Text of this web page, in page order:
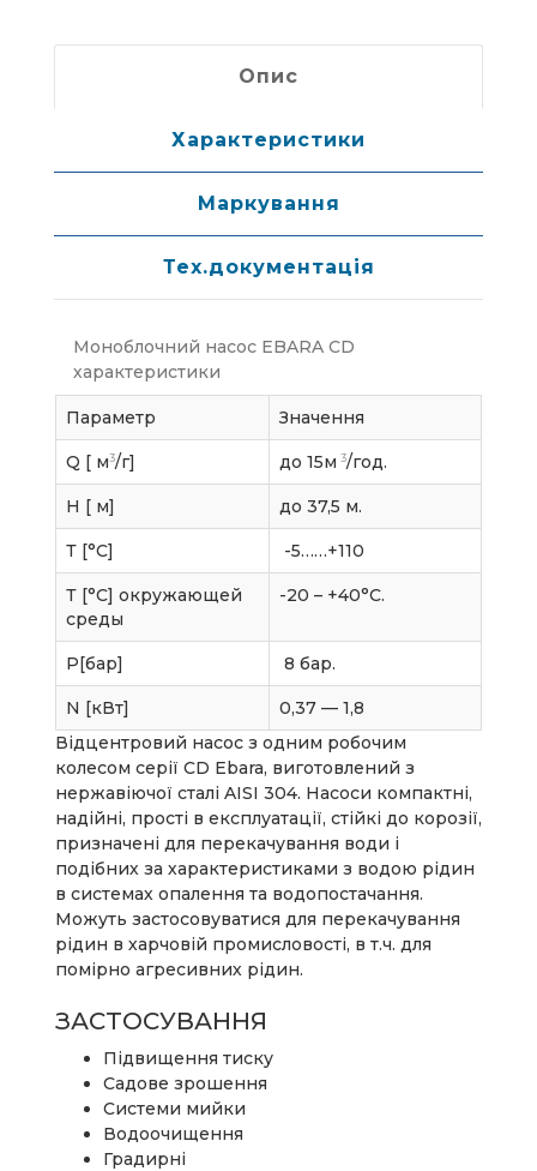
Опис
Характеристики
Маркування
Тех.документація
Моноблочний насос EBARA CD
характеристики
Параметр Значення
Q [ м3/г] до 15м 3/год.
H [ м] до 37,5 м.
Т [°C] -5……+110
Т [°C] окружающей
среды
-20 – +40°С.
P[бар] 8 бар.
N [кВт]
0,37 — 1,8
Відцентровий насос з одним робочим
колесом серії CD Ebara, виготовлений з
нержавіючої сталі AISI 304. Насоси компактні,
надійні, прості в експлуатації, стійкі до корозії,
призначені для перекачування води і
подібних за характеристиками з водою рідин
в системах опалення та водопостачання.
Можуть застосовуватися для перекачування
рідин в харчовій промисловості, в т.ч. для
помірно агресивних рідин.
ЗАСТОСУВАННЯ
Підвищення тиску
Садове зрошення
Системи мийки
Водоочищення
Градирні